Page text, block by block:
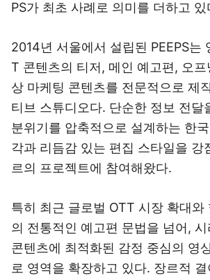
PS가 최초 사례로 의미를 더하고 있
2014년 서울에서 설립된 PEEPS는
T 콘텐츠의 티저, 메인 예고편, 오프
상 마케팅 콘텐츠를 전문적으로 제
티브 스튜디오다. 단순한 정보 전달
분위기를 압축적으로 설계하는 한
각과 리듬감 있는 편집 스타일을 강
르의 프로젝트에 참여해왔다.
특히 최근 글로벌 OTT 시장 확대와
의 전통적인 예고편 문법을 넘어,
콘텐츠에 최적화된 감정 중심의 영
로 영역을 확장하고 있다. 장르적